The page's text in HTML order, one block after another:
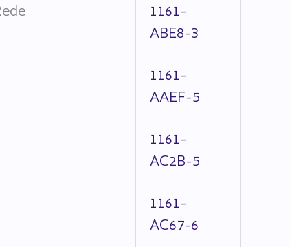
1161-
ABE8-3
1161-
AAEF-5
1161-
AC2B-5
1161-
AC67-6